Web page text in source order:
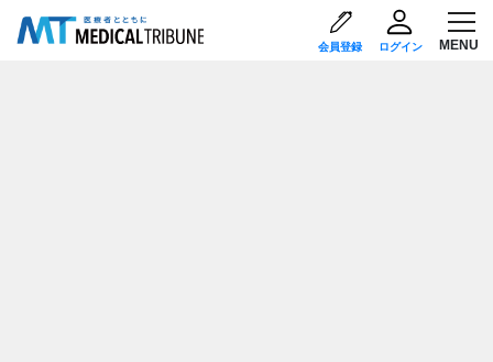
会員登録 ログイン